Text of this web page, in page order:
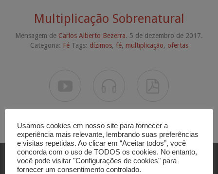
Multiplicação Sobrenatural
Mensagem de Carlos Alberto Bezerra. 5 de dezembro de 2017.
Categoria: FéTags: dízimos, fé, multiplicação, ofertas
Usamos cookies em nosso site para fornecer a
experiência mais relevante, lembrando suas preferências
e visitas repetidas. Ao clicar em “Aceitar todos”, você
concorda com o uso de TODOS os cookies. No entanto,
você pode visitar "Configurações de cookies" para
fornecer um consentimento controlado.